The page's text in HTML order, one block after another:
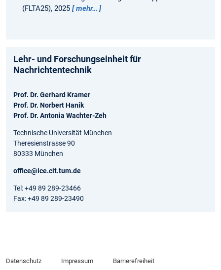
(FLTA25), 2025
mehr…
Lehr- und Forschungseinheit für
Nachrichtentechnik
Prof. Dr. Gerhard Kramer
Prof. Dr. Norbert Hanik
Prof. Dr. Antonia Wachter-Zeh
Technische Universität München
Theresienstrasse 90
80333 München
office@ice.cit.tum.de
Tel: +49 89 289-23466
Fax: +49 89 289-23490
Datenschutz Impressum Barrierefreiheit